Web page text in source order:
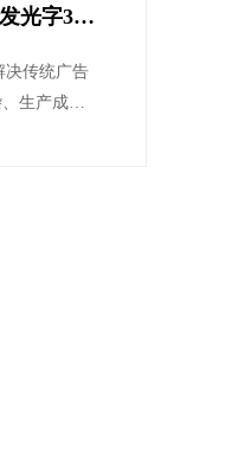
光字3d
决传统广告
生产成本